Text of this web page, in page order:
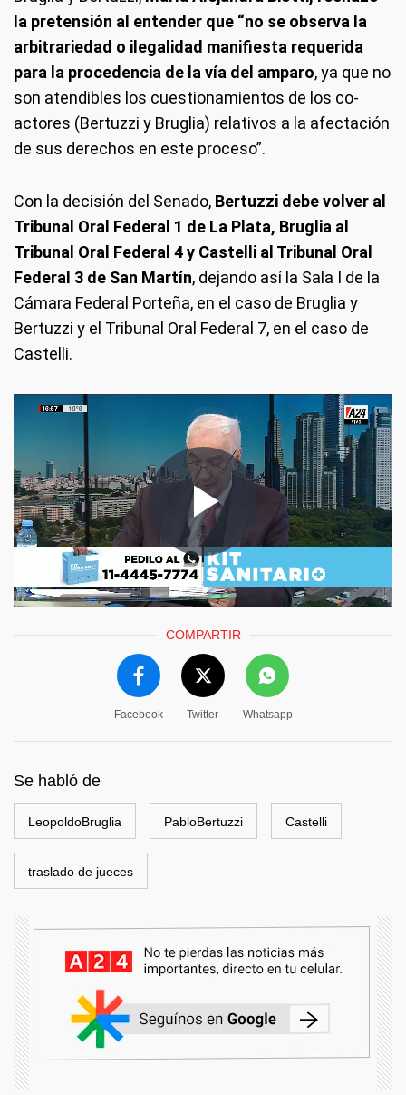
la pretensión al entender que “no se observa la
arbitrariedad o ilegalidad manifiesta requerida
para la procedencia de la vía del amparo, ya que no
son atendibles los cuestionamientos de los co-
actores (Bertuzzi y Bruglia) relativos a la afectación
de sus derechos en este proceso”.
Con la decisión del Senado, Bertuzzi debe volver al
Tribunal Oral Federal 1 de La Plata, Bruglia al
Tribunal Oral Federal 4 y Castelli al Tribunal Oral
Federal 3 de San Martín, dejando así la Sala I de la
Cámara Federal Porteña, en el caso de Bruglia y
Bertuzzi y el Tribunal Oral Federal 7, en el caso de
Castelli.
COMPARTIR
Facebook Twitter Whatsapp
Se habló de
LeopoldoBruglia PabloBertuzzi Castelli
traslado de jueces